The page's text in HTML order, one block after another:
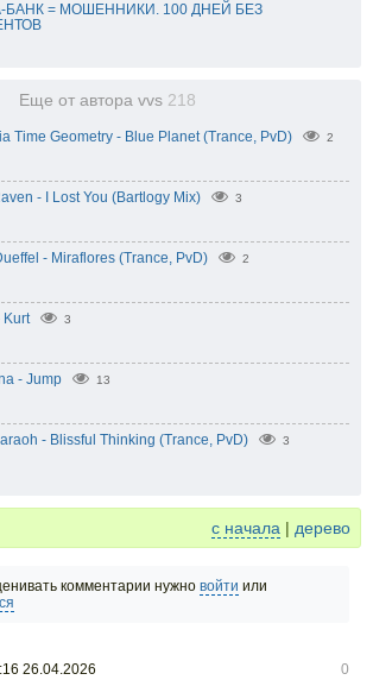
БАНК = МОШЕННИКИ. 100 ДНЕЙ БЕЗ
Еще от автора vvs 218
Time Geometry - Blue Planet (Trance, PvD) 2
- I Lost You (Bartlogy Mix) 3
- Miraflores (Trance, PvD) 2
Kurt 3
- Jump 13
- Blissful Thinking (Trance, PvD) 3
с начала | дерево
комментарии нужно войти или
26.04.2026
0